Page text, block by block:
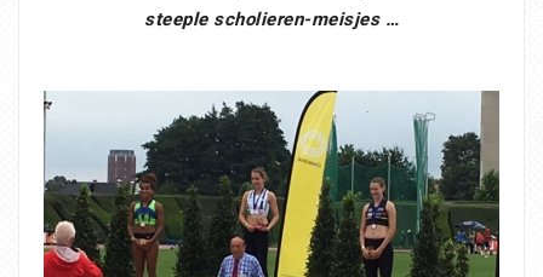
steeple scholieren-meisjes …